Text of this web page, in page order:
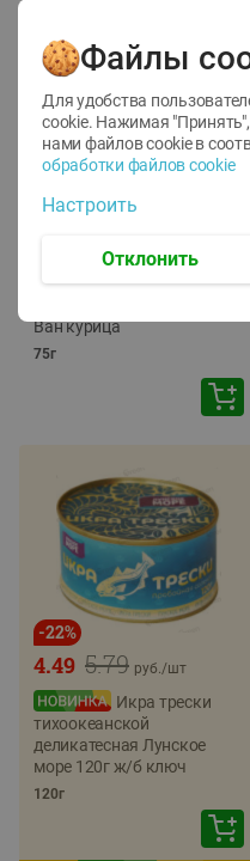
12
1.05 руб./
руб./шт
Корм влаж. для кош. с
Ван курица
75г
-22%
5.79
4.49 руб./шт
Икра трески
тихоокеанской
деликатесная Лунское
море 120г ж/б ключ
120г
Файлы
Для удобства
cookie. Нажимая
нами файлов cookie в
обработки файлов cookie
Настроить
Отклонить